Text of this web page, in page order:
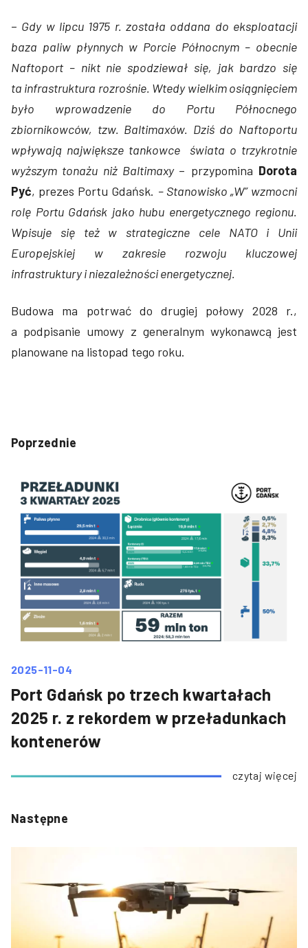
– Gdy w lipcu 1975 r. została oddana do eksploatacji
baza paliw płynnych w Porcie Północnym – obecnie
Naftoport – nikt nie spodziewał się, jak bardzo się
ta infrastruktura rozrośnie. Wtedy wielkim osiągnięciem
było wprowadzenie do Portu Północnego
zbiornikowców, tzw. Baltimaxów. Dziś do Naftoportu
wpływają największe tankowce świata o trzykrotnie
wyższym tonażu niż Baltimaxy – przypomina Dorota
Pyć, prezes Portu Gdańsk. – Stanowisko „W” wzmocni
rolę Portu Gdańsk jako hubu energetycznego regionu.
Wpisuje się też w strategiczne cele NATO i Unii
Europejskiej w zakresie rozwoju kluczowej
infrastruktury i niezależności energetycznej.
Budowa ma potrwać do drugiej połowy 2028 r.,
a podpisanie umowy z generalnym wykonawcą jest
planowane na listopad tego roku.
Poprzednie
2025-11-04
Port Gdańsk po trzech kwartałach
2025 r. z rekordem w przeładunkach
kontenerów
czytaj więcej
Następne